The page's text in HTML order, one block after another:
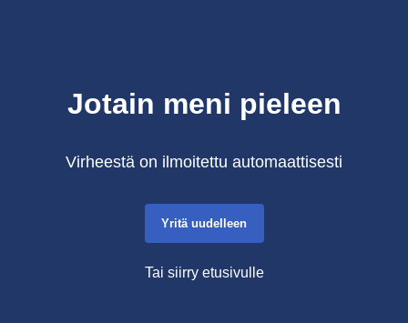
Jotain meni pieleen
Virheestä on ilmoitettu automaattisesti
Yritä uudelleen
Tai siirry etusivulle